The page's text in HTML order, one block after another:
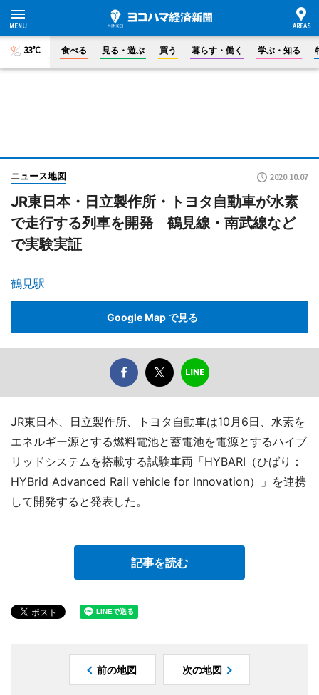
33°C 食べる 見る・遊ぶ 買う 暮らす・働く 学ぶ・知る
ニュース地図 2020.10.07
JR東日本・日立製作所・トヨタ自動車が水素
で走行する列車を開発 鶴見線・南武線など
で実験実証
鶴見駅
Google Map で見る
JR東日本、日立製作所、トヨタ自動車は10月6日、水素を
エネルギー源とする燃料電池と蓄電池を電源とするハイブ
リッドシステムを搭載する試験車両「HYBARI（ひばり：
HYBrid Advanced Rail vehicle for Innovation）」を連携
して開発すると発表した。
記事を読む
前の地図 次の地図